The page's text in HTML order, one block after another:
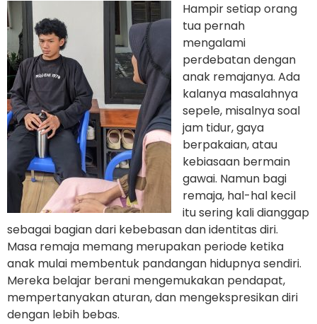
Hampir setiap orang
tua pernah
mengalami
perdebatan dengan
anak remajanya. Ada
kalanya masalahnya
sepele, misalnya soal
jam tidur, gaya
berpakaian, atau
kebiasaan bermain
gawai. Namun bagi
remaja, hal-hal kecil
itu sering kali dianggap
sebagai bagian dari kebebasan dan identitas diri.
Masa remaja memang merupakan periode ketika
anak mulai membentuk pandangan hidupnya sendiri.
Mereka belajar berani mengemukakan pendapat,
mempertanyakan aturan, dan mengekspresikan diri
dengan lebih bebas.